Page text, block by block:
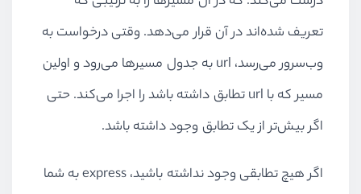
تعریف شده‌اند در آن قرار می‌دهد. وقتی درخواست به
وب‌سرور می‌رسد، url به جدول مسیر‌ها می‌رود و اولین
مسیر که با url تطابق داشته باشد را اجرا می‌کند. حتی
اگر بیش‌تر از یک تطابق وجود داشته باشد.
اگر هیچ تطابقی وجود نداشته باشید، express به شما